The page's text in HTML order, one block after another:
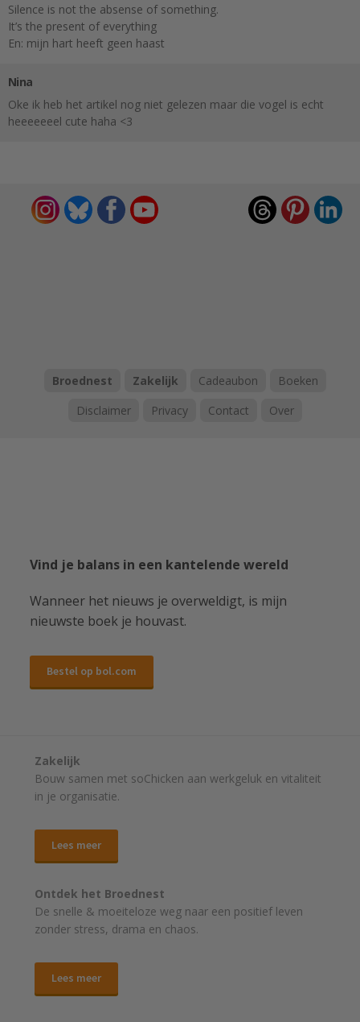
Silence is not the absense of something.
It’s the present of everything
En: mijn hart heeft geen haast
Nina
Oke ik heb het artikel nog niet gelezen maar die vogel is echt
heeeeeeel cute haha <3
Broednest Zakelijk Cadeaubon
Boeken
Disclaimer
Privacy Contact Over
Vind je balans in een kantelende wereld
Wanneer het nieuws je overweldigt, is mijn
nieuwste boek je houvast.
Bestel op bol.com
Zakelijk
Bouw samen met soChicken aan werkgeluk en vitaliteit
in je organisatie.
Lees meer
Ontdek het Broednest
De snelle & moeiteloze weg naar een positief leven
zonder stress, drama en chaos.
Lees meer